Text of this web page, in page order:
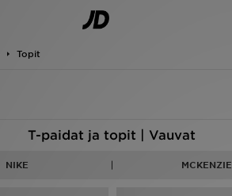
Topit
T-paidat ja topit | Vauvat
NIKE MCKENZIE